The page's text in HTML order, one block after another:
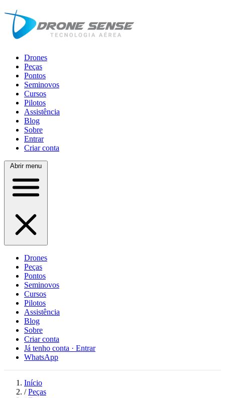
Drones
Peças
Pontos
Seminovos
Cursos
Pilotos
Assistência
Blog
Sobre
Entrar
Criar conta
Abrir menu
Drones
Peças
Pontos
Seminovos
Cursos
Pilotos
Assistência
Blog
Sobre
Criar conta
Já tenho conta · Entrar
WhatsApp
Início
/ Peças